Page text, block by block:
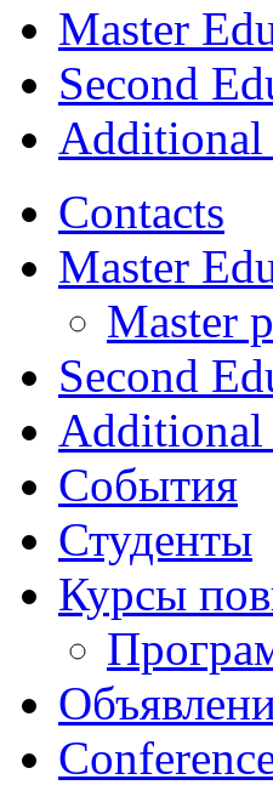
Master
Second
Additional
Contacts
Master
Master
Second
Additional
События
Студенты
Курсы